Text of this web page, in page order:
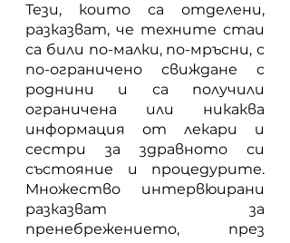
Тези, които са отделени,
разказват, че техните стаи
са били по-малки, по-мръсни, с
по-ограничено свиждане с
роднини и са получили
ограничена или никаква
информация от лекари и
сестри за здравното си
състояние и процедурите.
Множество интервюирани
разказват за
пренебрежението, през